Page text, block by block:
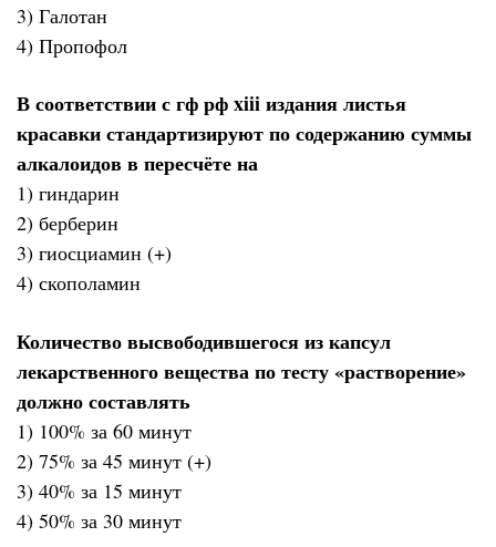
3) Галотан
4) Пропофол
В соответствии с гф рф xiii издания листья
красавки стандартизируют по содержанию суммы
алкалоидов в пересчёте на
1) гиндарин
2) берберин
3) гиосциамин (+)
4) скополамин
Количество высвободившегося из капсул
лекарственного вещества по тесту «растворение»
должно составлять
1) 100% за 60 минут
2) 75% за 45 минут (+)
3) 40% за 15 минут
4) 50% за 30 минут